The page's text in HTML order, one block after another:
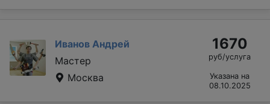
Иванов Андрей
Мастер
Москва
1670
руб/услуга
Указана на
08.10.2025